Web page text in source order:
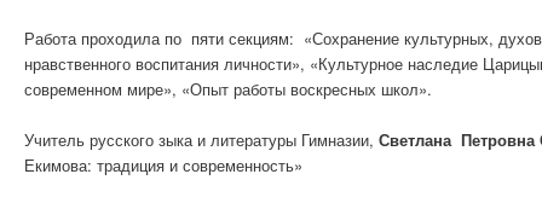
Работа проходила по пяти секциям: «Сохранение культурных,
нравственного воспитания личности», «Культурное наследие
современном мире», «Опыт работы воскресных школ».
Учитель русского зыка и литературы Гимназии, Светлана Петровна
Екимова: традиция и современность»